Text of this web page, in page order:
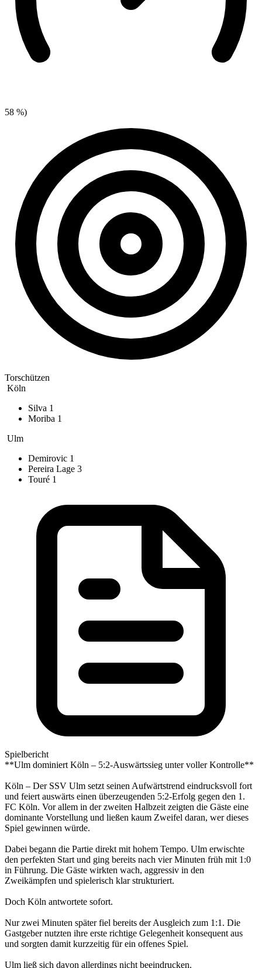
58 %)
Torschützen
Köln
Silva 1
Moriba 1
Ulm
Demirovic 1
Pereira Lage 3
Touré 1
Spielbericht
**Ulm dominiert Köln – 5:2-Auswärtssieg unter voller Kontrolle**
Köln – Der SSV Ulm setzt seinen Aufwärtstrend eindrucksvoll fort
und feiert auswärts einen überzeugenden 5:2-Erfolg gegen den 1.
FC Köln. Vor allem in der zweiten Halbzeit zeigten die Gäste eine
dominante Vorstellung und ließen kaum Zweifel daran, wer dieses
Spiel gewinnen würde.
Dabei begann die Partie direkt mit hohem Tempo. Ulm erwischte
den perfekten Start und ging bereits nach vier Minuten früh mit 1:0
in Führung. Die Gäste wirkten wach, aggressiv in den
Zweikämpfen und spielerisch klar strukturiert.
Doch Köln antwortete sofort.
Nur zwei Minuten später fiel bereits der Ausgleich zum 1:1. Die
Gastgeber nutzten ihre erste richtige Gelegenheit konsequent aus
und sorgten damit kurzzeitig für ein offenes Spiel.
Ulm ließ sich davon allerdings nicht beeindrucken.